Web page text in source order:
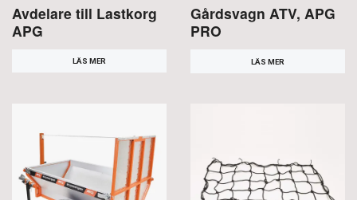
Avdelare till Lastkorg
APG
LÄS MER
Gårdsvagn ATV, APG
PRO
LÄS MER